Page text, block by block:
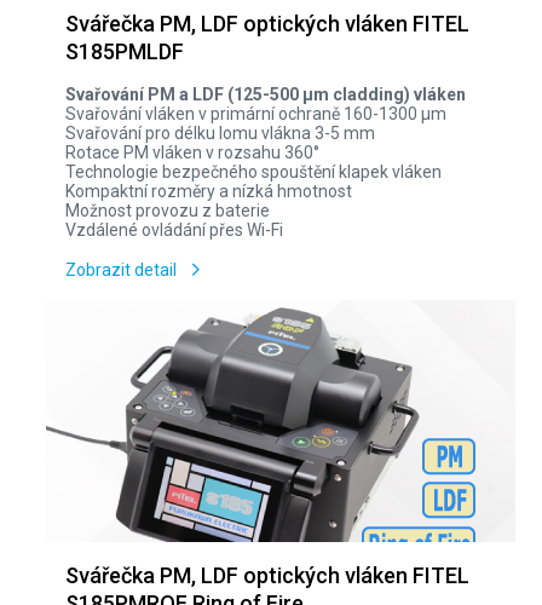
Svářečka PM, LDF optických vláken FITEL
S185PMLDF
Svařování PM a LDF (125-500 µm cladding) vláken
Svařování vláken v primární ochraně 160-1300 µm
Svařování pro délku lomu vlákna 3-5 mm
Rotace PM vláken v rozsahu 360°
Technologie bezpečného spouštění klapek vláken
Kompaktní rozměry a nízká hmotnost
Možnost provozu z baterie
Vzdálené ovládání přes Wi-Fi
Zobrazit detail
Svářečka PM, LDF optických vláken FITEL